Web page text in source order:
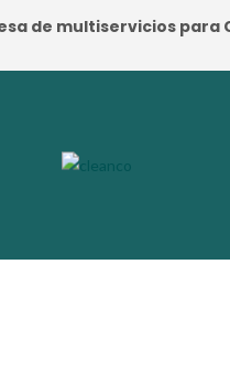
de multiservicios